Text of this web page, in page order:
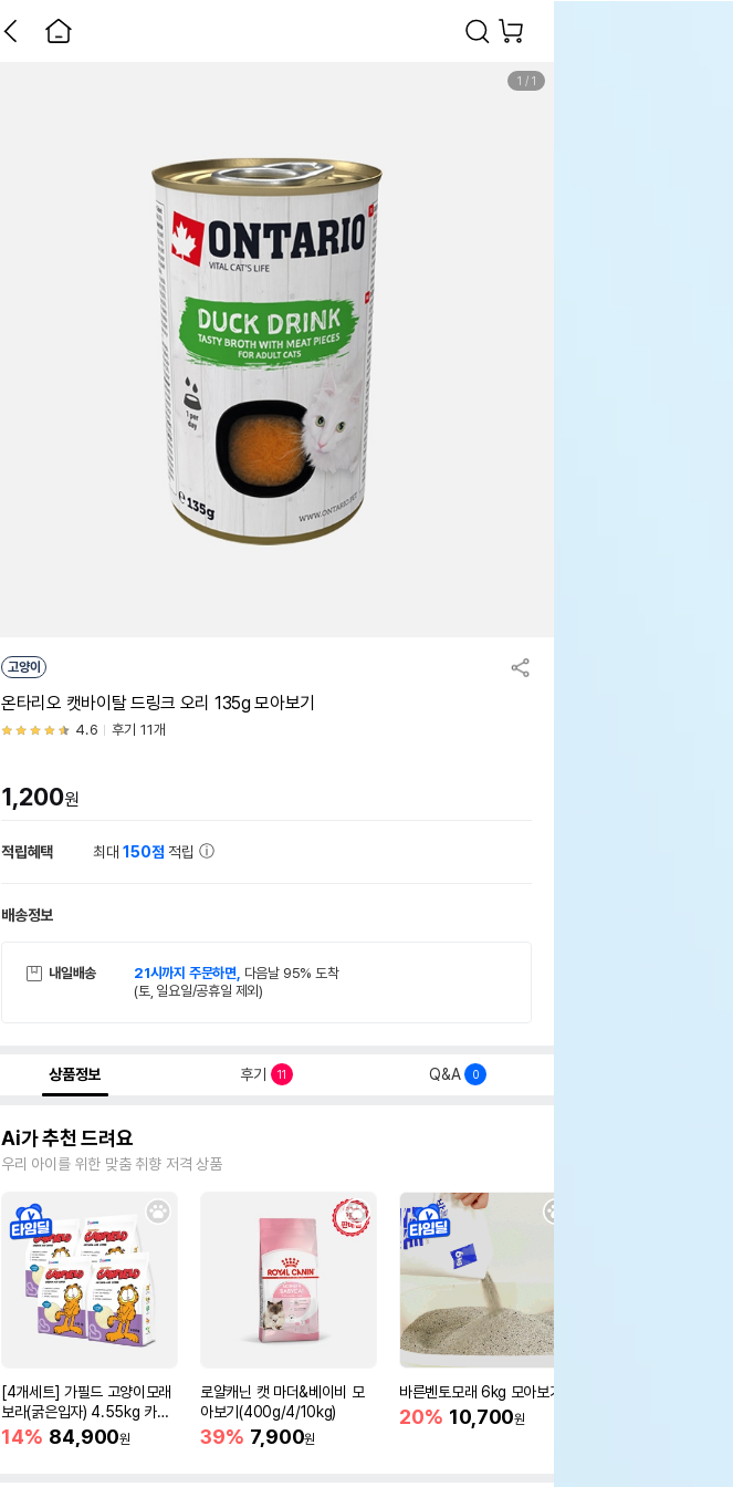
1 / 1
고양이
온타리오 캣바이탈 드링크 오리 135g 모아보기
4.6 후기 11개
1,200원
적립혜택 최대150점 적립
배송정보
내일배송 21시까지 주문하면, 다음날 95% 도착
(토, 일요일/공휴일 제외)
상품정보 후기 11 Q&A 0
Ai가 추천 드려요
우리 아이를 위한 맞춤 취향 저격 상품
[4개세트] 가필드 고양이모래
보라(굵은입자) 4.55kg 카사
바모래
14% 84,900원
로얄캐닌 캣 마더&베이비 모
아보기(400g/4/10kg)
39% 7,900원
바른벤토모래 6kg 모아보기
20% 10,700원